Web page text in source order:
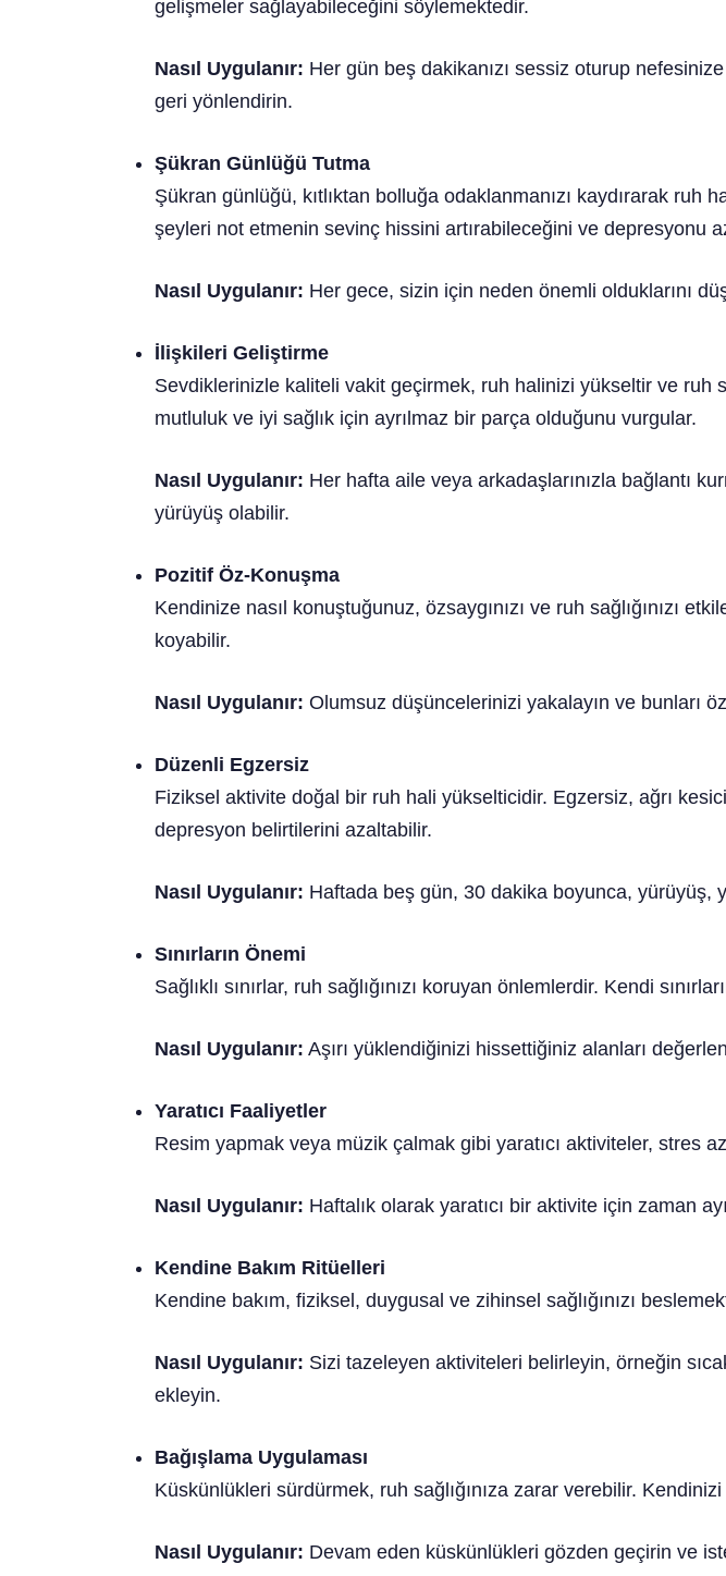
gelişmeler sağlayabileceğini söylemektedir.
Nasıl Uygulanır: Her gün beş dakikanızı sessiz oturup
geri yönlendirin.
Şükran Günlüğü Tutma
Şükran günlüğü, kıtlıktan bolluğa odaklanmanızı kaydırarak
şeyleri not etmenin sevinç hissini artırabileceğini ve depresyonu
Nasıl Uygulanır: Her gece, sizin için neden önemli olduklarını
İlişkileri Geliştirme
Sevdiklerinizle kaliteli vakit geçirmek, ruh halinizi yükseltir ve ruh
mutluluk ve iyi sağlık için ayrılmaz bir parça olduğunu vurgular.
Nasıl Uygulanır: Her hafta aile veya arkadaşlarınızla bağlantı
yürüyüş olabilir.
Pozitif Öz-Konuşma
Kendinize nasıl konuştuğunuz, özsaygınızı ve ruh sağlığınızı
koyabilir.
Nasıl Uygulanır: Olumsuz düşüncelerinizi yakalayın ve bunları
Düzenli Egzersiz
Fiziksel aktivite doğal bir ruh hali yükselticidir. Egzersiz, ağrı
depresyon belirtilerini azaltabilir.
Nasıl Uygulanır: Haftada beş gün, 30 dakika boyunca, yürüyüş,
Sınırların Önemi
Sağlıklı sınırlar, ruh sağlığınızı koruyan önlemlerdir. Kendi
Nasıl Uygulanır: Aşırı yüklendiğinizi hissettiğiniz alanları
Yaratıcı Faaliyetler
Resim yapmak veya müzik çalmak gibi yaratıcı aktiviteler, stres
Nasıl Uygulanır: Haftalık olarak yaratıcı bir aktivite için zaman
Kendine Bakım Ritüelleri
Kendine bakım, fiziksel, duygusal ve zihinsel sağlığınızı
Nasıl Uygulanır: Sizi tazeleyen aktiviteleri belirleyin, örneğin
ekleyin.
Bağışlama Uygulaması
Küskünlükleri sürdürmek, ruh sağlığınıza zarar verebilir.
Nasıl Uygulanır: Devam eden küskünlükleri gözden geçirin ve